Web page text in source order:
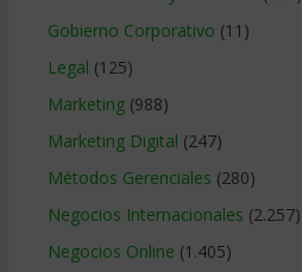
Gobierno Corporativo (11)
Legal (125)
Marketing(988)
Marketing Digital (247)
Métodos Gerenciales (280)
Negocios Internacionales (2.257)
Negocios Online (1.405)